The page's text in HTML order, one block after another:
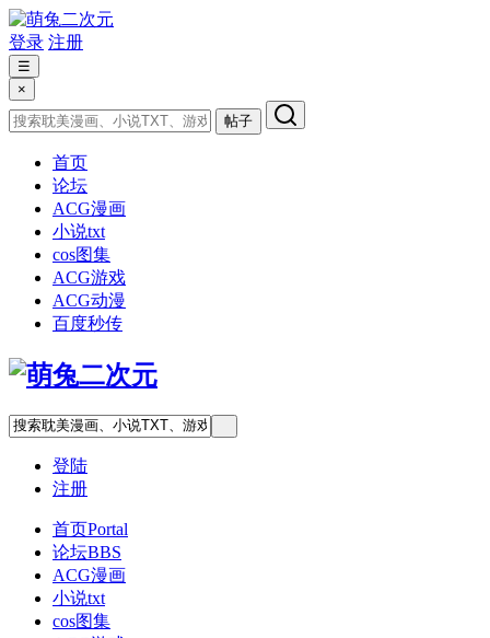
登录 注册
☰
×
帖子
首页
论坛
ACG漫画
小说txt
cos图集
ACG游戏
ACG动漫
百度秒传
登陆
注册
首页Portal
论坛BBS
ACG漫画
小说txt
cos图集